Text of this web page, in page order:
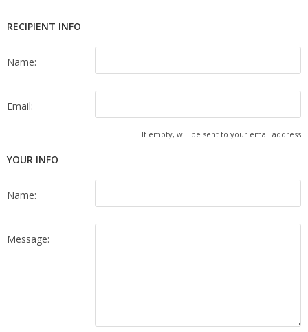
RECIPIENT INFO
Name:
Email:
If empty, will be sent to your email address
YOUR INFO
Name:
Message: